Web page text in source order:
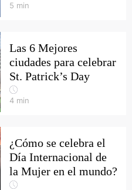
5 min
Las 6 Mejores
ciudades para celebrar
St. Patrick’s Day
4 min
¿Cómo se celebra el
Día Internacional de
la Mujer en el mundo?